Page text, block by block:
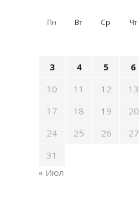
Пн Вт Ср Чт
3
4 5 6
10
11 12 13
17
18 19 20
24
25 26 27
31
« Июл